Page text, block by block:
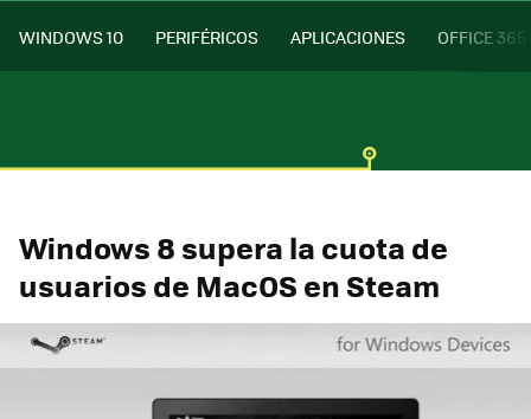
WINDOWS 10 PERIFÉRICOS APLICACIONES OFFICE 365
Windows 8 supera la cuota de
usuarios de MacOS en Steam